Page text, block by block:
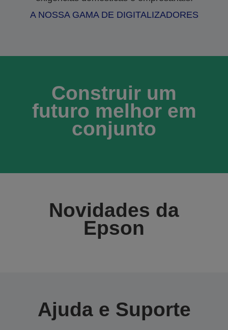
A NOSSA GAMA DE DIGITALIZADORES
Construir um
futuro melhor em
conjunto
Novidades da
Epson
Ajuda e Suporte